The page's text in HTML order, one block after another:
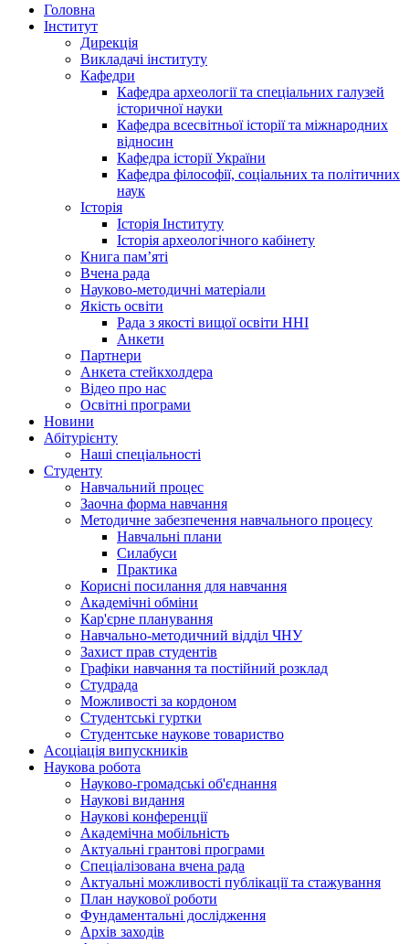
Головна
Інститут
Дирекція
Викладачі інституту
Кафедри
Кафедра археології та спеціальних галузей
історичної науки
Кафедра всесвітньої історії та міжнародних
відносин
Кафедра історії України
Кафедра філософії, соціальних та політичних
наук
Історія
Історія Інституту
Історія археологічного кабінету
Книга памʼяті
Вчена рада
Науково-методичні матеріали
Якість освіти
Рада з якості вищої освіти ННІ
Анкети
Партнери
Анкета стейкхолдера
Відео про нас
Освітні програми
Hовини
Абітурієнту
Наші спеціальності
Студенту
Навчальний процес
Заочна форма навчання
Методичне забезпечення навчального процесу
Навчальні плани
Силабуси
Практика
Корисні посилання для навчання
Академічні обміни
Кар'єрне планування
Навчально-методичний відділ ЧНУ
Захист прав студентів
Графіки навчання та постійний розклад
Студрада
Можливості за кордоном
Студентські гуртки
Студентське наукове товариство
Асоціація випускників
Наукова робота
Науково-громадські об'єднання
Наукові видання
Наукові конференції
Академічна мобільність
Актуальні грантові програми
Спеціалізована вчена рада
Актуальні можливості публікації та стажування
План наукової роботи
Фундаментальні дослідження
Архів заходів